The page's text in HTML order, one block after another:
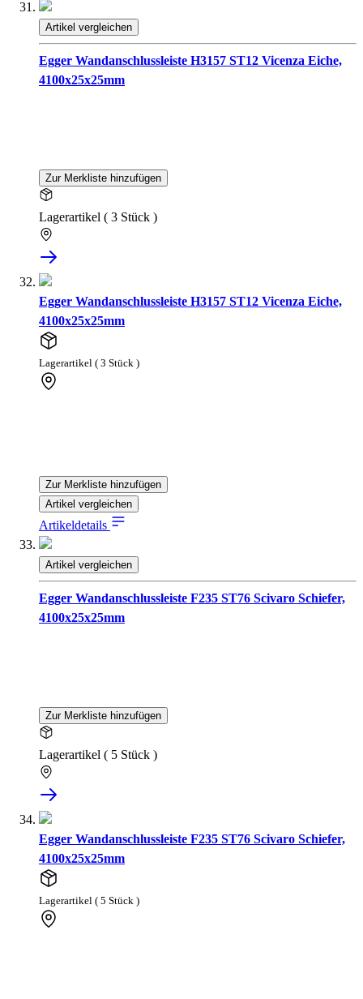
Artikel vergleichen
Egger Wandanschlussleiste H3157 ST12 Vicenza Eiche,
4100x25x25mm
Zur Merkliste hinzufügen
Lagerartikel ( 3 Stück )
Egger Wandanschlussleiste H3157 ST12 Vicenza Eiche,
4100x25x25mm
Lagerartikel ( 3 Stück )
Zur Merkliste hinzufügen
Artikel vergleichen
Artikeldetails
Artikel vergleichen
Egger Wandanschlussleiste F235 ST76 Scivaro Schiefer,
4100x25x25mm
Zur Merkliste hinzufügen
Lagerartikel ( 5 Stück )
Egger Wandanschlussleiste F235 ST76 Scivaro Schiefer,
4100x25x25mm
Lagerartikel ( 5 Stück )